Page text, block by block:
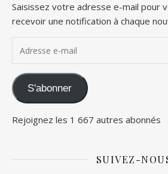
Saisissez votre adresse e-mail pour
recevoir une notification à chaque
S'abonner
Rejoignez les 1 667 autres abonnés
SUIVEZ-